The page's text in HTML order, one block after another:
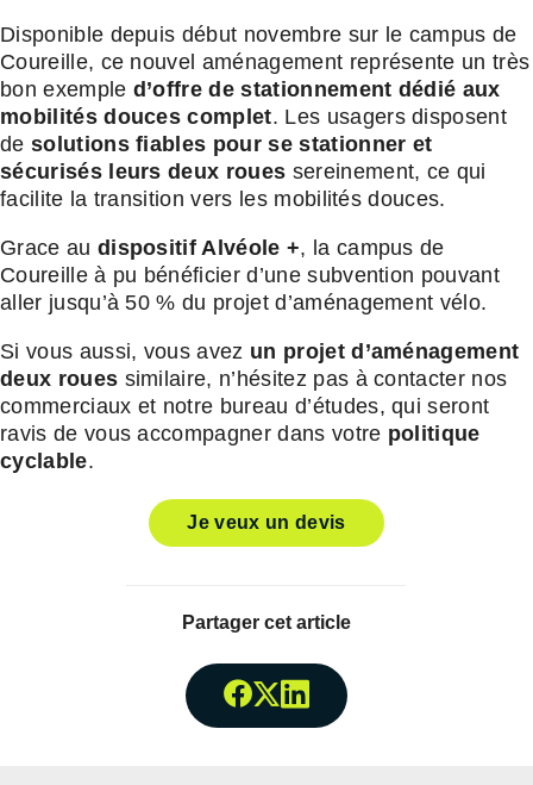
Disponible depuis début novembre sur le campus de
Coureille, ce nouvel aménagement représente un très
bon exemple d’offre de stationnement dédié aux
mobilités douces complet. Les usagers disposent
de solutions fiables pour se stationner et
sécurisés leurs deux roues sereinement, ce qui
facilite la transition vers les mobilités douces.
Grace au dispositif Alvéole +, la campus de
Coureille à pu bénéficier d’une subvention pouvant
aller jusqu’à 50 % du projet d’aménagement vélo.
Si vous aussi, vous avez un projet d’aménagement
deux roues similaire, n’hésitez pas à contacter nos
commerciaux et notre bureau d’études, qui seront
ravis de vous accompagner dans votre politique
cyclable.
Je veux un devis
Partager cet article
Partager surFacebook
Partager surTwitter
Partager